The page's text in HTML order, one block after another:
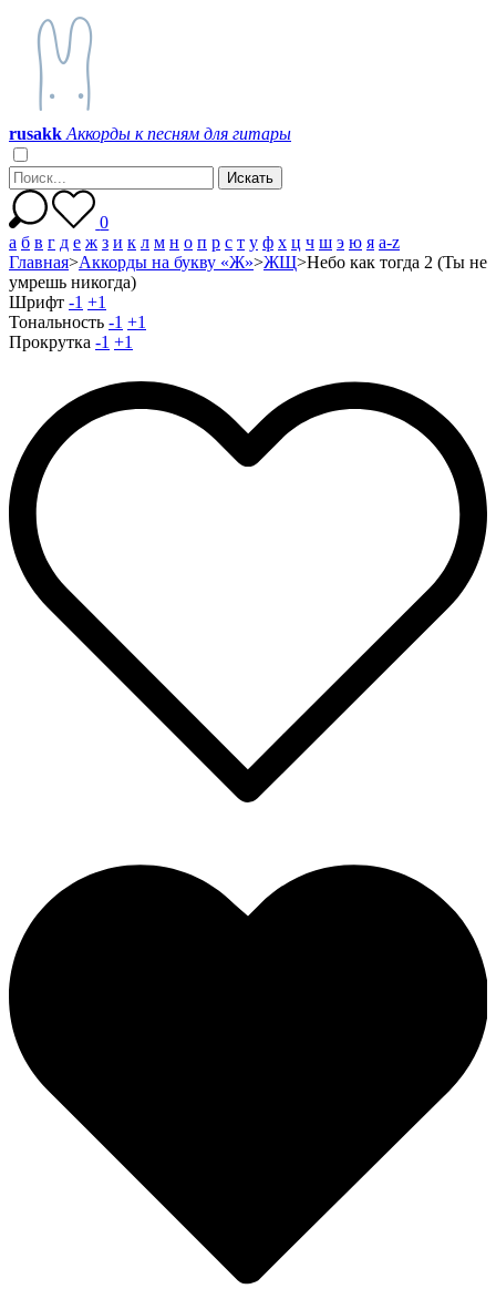
rusakk Аккорды к песням для гитары
0
а б в г д е ж з и к л м н о п р с т у ф х ц ч ш э ю я a-z
Главная>Аккорды на букву «Ж»>ЖЩ>Небо как тогда 2 (Ты не
умрешь никогда)
Шрифт -1 +1
Тональность -1 +1
Прокрутка -1 +1